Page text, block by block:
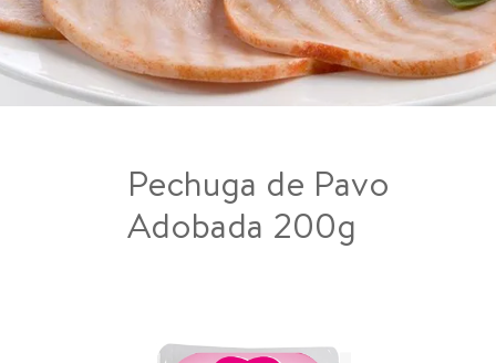
Pechuga de Pavo
Adobada 200g